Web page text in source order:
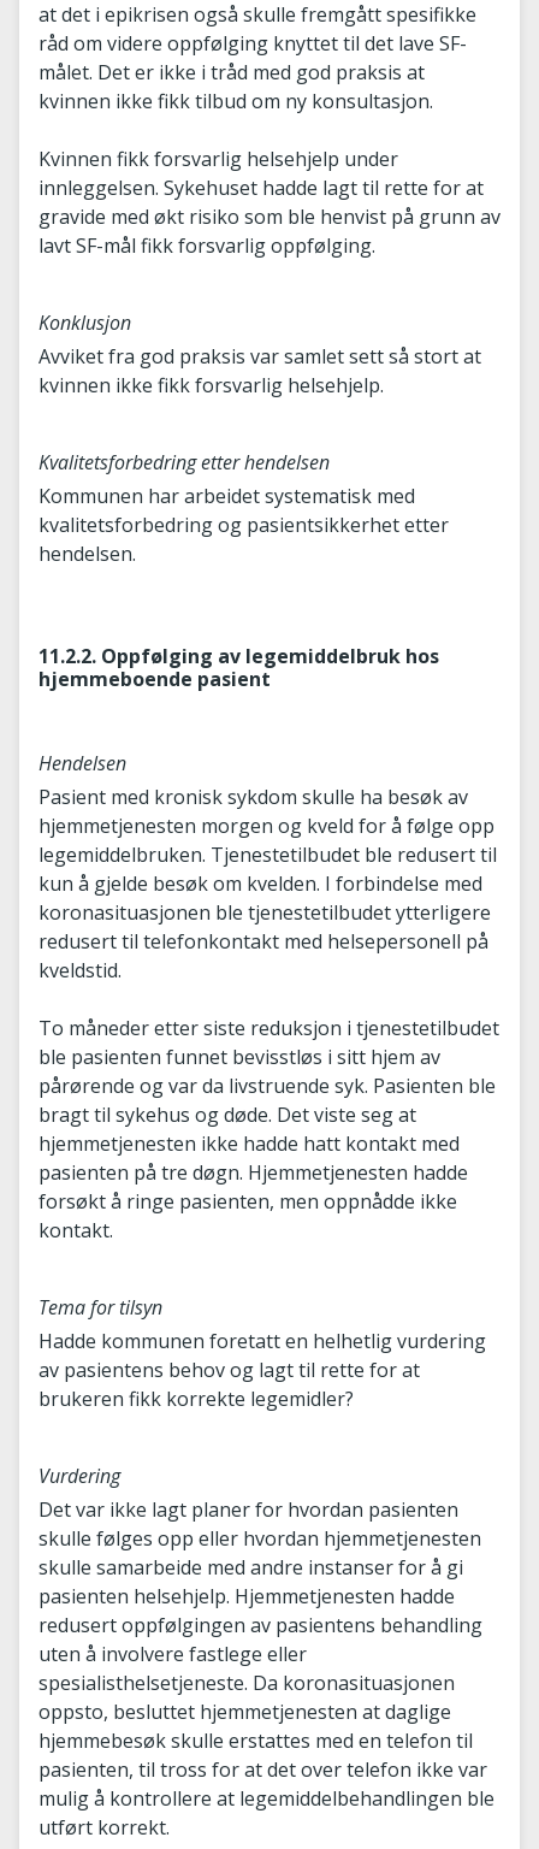
at det i epikrisen også skulle fremgått spesifikke
råd om videre oppfølging knyttet til det lave SF-
målet. Det er ikke i tråd med god praksis at
kvinnen ikke fikk tilbud om ny konsultasjon.
Kvinnen fikk forsvarlig helsehjelp under
innleggelsen. Sykehuset hadde lagt til rette for at
gravide med økt risiko som ble henvist på grunn av
lavt SF-mål fikk forsvarlig oppfølging.
Konklusjon
Avviket fra god praksis var samlet sett så stort at
kvinnen ikke fikk forsvarlig helsehjelp.
Kvalitetsforbedring etter hendelsen
Kommunen har arbeidet systematisk med
kvalitetsforbedring og pasientsikkerhet etter
hendelsen.
11.2.2. Oppfølging av legemiddelbruk hos
hjemmeboende pasient
Hendelsen
Pasient med kronisk sykdom skulle ha besøk av
hjemmetjenesten morgen og kveld for å følge opp
legemiddelbruken. Tjenestetilbudet ble redusert til
kun å gjelde besøk om kvelden. I forbindelse med
koronasituasjonen ble tjenestetilbudet ytterligere
redusert til telefonkontakt med helsepersonell på
kveldstid.
To måneder etter siste reduksjon i tjenestetilbudet
ble pasienten funnet bevisstløs i sitt hjem av
pårørende og var da livstruende syk. Pasienten ble
bragt til sykehus og døde. Det viste seg at
hjemmetjenesten ikke hadde hatt kontakt med
pasienten på tre døgn. Hjemmetjenesten hadde
forsøkt å ringe pasienten, men oppnådde ikke
kontakt.
Tema for tilsyn
Hadde kommunen foretatt en helhetlig vurdering
av pasientens behov og lagt til rette for at
brukeren fikk korrekte legemidler?
Vurdering
Det var ikke lagt planer for hvordan pasienten
skulle følges opp eller hvordan hjemmetjenesten
skulle samarbeide med andre instanser for å gi
pasienten helsehjelp. Hjemmetjenesten hadde
redusert oppfølgingen av pasientens behandling
uten å involvere fastlege eller
spesialisthelsetjeneste. Da koronasituasjonen
oppsto, besluttet hjemmetjenesten at daglige
hjemmebesøk skulle erstattes med en telefon til
pasienten, til tross for at det over telefon ikke var
mulig å kontrollere at legemiddelbehandlingen ble
utført korrekt.